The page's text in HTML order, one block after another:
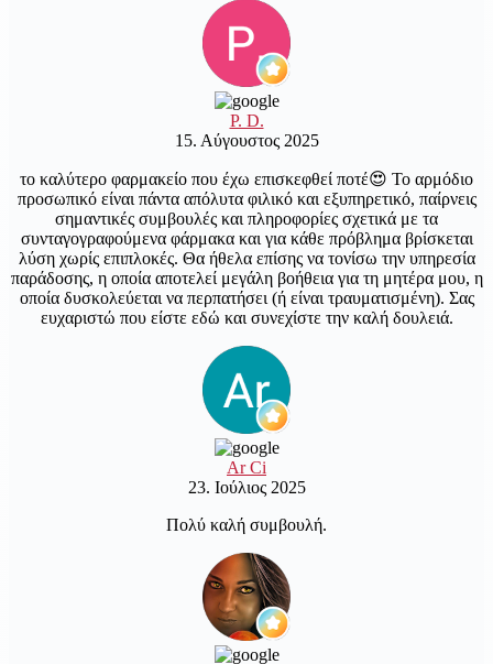
P. D.
15. Αύγουστος 2025
το καλύτερο φαρμακείο που έχω επισκεφθεί ποτέ😍 Το αρμόδιο
προσωπικό είναι πάντα απόλυτα φιλικό και εξυπηρετικό, παίρνεις
σημαντικές συμβουλές και πληροφορίες σχετικά με τα
συνταγογραφούμενα φάρμακα και για κάθε πρόβλημα βρίσκεται
λύση χωρίς επιπλοκές. Θα ήθελα επίσης να τονίσω την υπηρεσία
παράδοσης, η οποία αποτελεί μεγάλη βοήθεια για τη μητέρα μου, η
οποία δυσκολεύεται να περπατήσει (ή είναι τραυματισμένη). Σας
ευχαριστώ που είστε εδώ και συνεχίστε την καλή δουλειά.
Ar Ci
23. Ιούλιος 2025
Πολύ καλή συμβουλή.